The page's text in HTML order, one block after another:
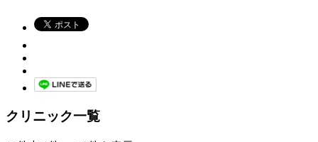
クリニック一覧